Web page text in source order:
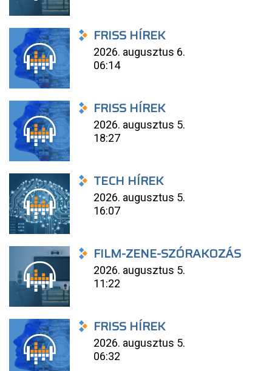
FRISS HÍREK
2026. augusztus 6.
06:14
FRISS HÍREK
2026. augusztus 5.
18:27
TECH HÍREK
2026. augusztus 5.
16:07
FILM-ZENE-SZÓRAKOZÁS
2026. augusztus 5.
11:22
FRISS HÍREK
2026. augusztus 5.
06:32